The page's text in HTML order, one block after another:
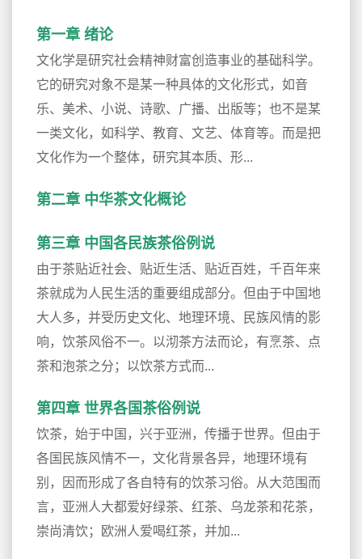
第一章 绪论
文化学是研究社会精神财富创造事业的基础科学。
它的研究对象不是某一种具体的文化形式，如音
乐、美术、小说、诗歌、广播、出版等；也不是某
一类文化，如科学、教育、文艺、体育等。而是把
文化作为一个整体，研究其本质、形...
第二章 中华茶文化概论
第三章 中国各民族茶俗例说
由于茶贴近社会、贴近生活、贴近百姓，千百年来
茶就成为人民生活的重要组成部分。但由于中国地
大人多，并受历史文化、地理环境、民族风情的影
响，饮茶风俗不一。以沏茶方法而论，有烹茶、点
茶和泡茶之分；以饮茶方式而...
第四章 世界各国茶俗例说
饮茶，始于中国，兴于亚洲，传播于世界。但由于
各国民族风情不一，文化背景各异，地理环境有
别，因而形成了各自特有的饮茶习俗。从大范围而
言，亚洲人大都爱好绿茶、红茶、乌龙茶和花茶，
崇尚清饮；欧洲人爱喝红茶，并加...